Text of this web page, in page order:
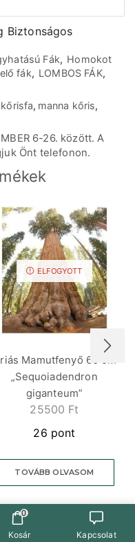
Biztonságos
Fák, Homokot
fák, LOMBOS FÁK,
kőrisfa, manna kőris,
6-26. között. A
Önt telefonon.
ELFOGYOTT
Mamutfenyő 60 cm
„Sequoiadendron
giganteum”
25500 Ft
26 pont
TOVÁBB OLVASOM
0
Kosár Kapcsolat